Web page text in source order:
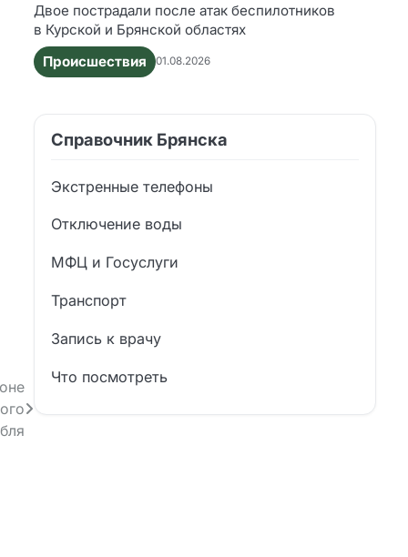
Двое пострадали после атак беспилотников
в Курской и Брянской областях
Происшествия
01.08.2026
Справочник Брянска
Экстренные телефоны
Отключение воды
МФЦ и Госуслуги
Транспорт
Запись к врачу
Что посмотреть